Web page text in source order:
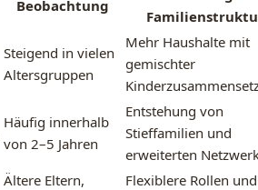
Beobachtung
Steigend in vielen
Altersgruppen
Mehr Haushalte mit
gemischter
Häufig innerhalb
von 2–5 Jahren
Entstehung von
Stieffamilien und
erweiterten
Ältere Eltern,
Flexiblere Rollen und